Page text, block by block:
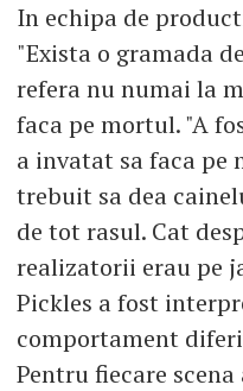
In echipa de
"Exista o gramada
refera nu numai la
faca pe mortul. "A
a invatat sa faca pe
trebuit sa dea
de tot rasul. Cat
realizatorii erau pe
Pickles a fost
comportament
Pentru fiecare